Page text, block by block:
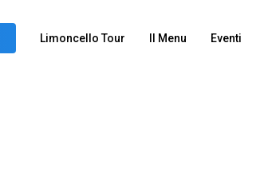
Limoncello Tour Il Menu Eventi